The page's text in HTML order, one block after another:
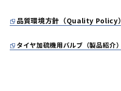
品質環境方針（Quality Policy）
タイヤ加硫機用バルブ（製品紹介）